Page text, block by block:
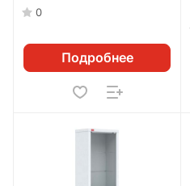
0
Подробнее